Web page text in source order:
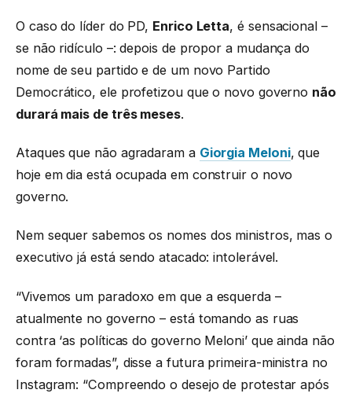
O caso do líder do PD, Enrico Letta, é sensacional –
se não ridículo –: depois de propor a mudança do
nome de seu partido e de um novo Partido
Democrático, ele profetizou que o novo governo não
durará mais de três meses.
Ataques que não agradaram a Giorgia Meloni, que
hoje em dia está ocupada em construir o novo
governo.
Nem sequer sabemos os nomes dos ministros, mas o
executivo já está sendo atacado: intolerável.
“Vivemos um paradoxo em que a esquerda –
atualmente no governo – está tomando as ruas
contra ‘as políticas do governo Meloni’ que ainda não
foram formadas”, disse a futura primeira-ministra no
Instagram: “Compreendo o desejo de protestar após